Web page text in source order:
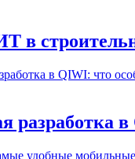
в
разработка